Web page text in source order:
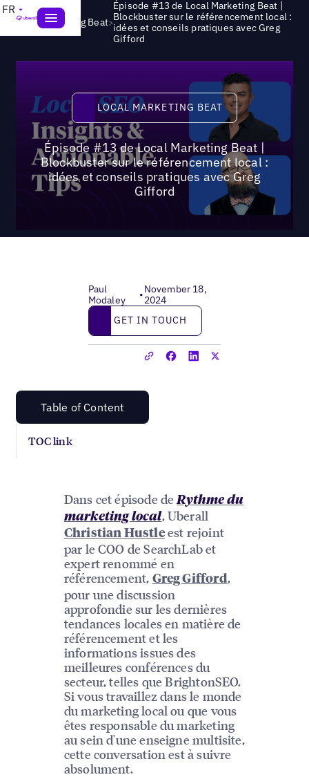
FR
Local Marketing Beat>
Épisode #13 de Local Marketing Beat |
Blockbuster sur le référencement local :
idées et conseils pratiques avec Greg
Gifford
Local Marketing Beat
LOCAL MARKETING BEAT
Épisode #13 de Local Marketing Beat |
Blockbuster sur le référencement local :
idées et conseils pratiques avec Greg
Gifford
Paul
Modaley
•November 18,
2024
Get in touch
GET IN TOUCH
Table of Content
TOC link
Dans cet épisode de Rythme du
marketing local, Uberall
Christian Hustleest rejoint
par le COO de SearchLab et
expert renommé en
référencement, Greg Gifford,
pour une discussion
approfondie sur les dernières
tendances locales en matière de
référencement et les
informations issues des
meilleures conférences du
secteur, telles que BrightonSEO.
Si vous travaillez dans le monde
du marketing local ou que vous
êtes responsable du marketing
au sein d'une enseigne multisite,
cette conversation est à suivre
absolument.